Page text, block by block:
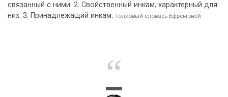
связанный с ними. 2. Свойственный инкам, характерный для
них. 3. Принадлежащий инкам. Толковый словарь Ефремовой